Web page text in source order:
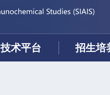
技术平台 招生培